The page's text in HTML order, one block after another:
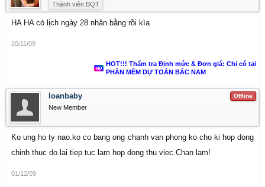
Thành viên BQT
HA HA có lịch ngày 28 nhân bằng rồi kìa
20/11/09
HOT!!! Thẩm tra Định mức & Đơn giá: Chỉ có tại
PHẦN MỀM DỰ TOÁN BẮC NAM
Offline
loanbaby
New Member
Ko ung ho ty nao.ko co bang ong chanh van phong ko cho ki hop dong
chinh thuc do.lai tiep tuc lam hop dong thu viec.Chan lam!
01/12/09